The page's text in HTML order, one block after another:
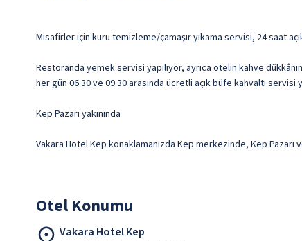
Misafirler için kuru temizleme/çamaşır yıkama servisi, 24 saat
Restoranda yemek servisi yapılıyor, ayrıca otelin kahve
her gün 06.30 ve 09.30 arasında ücretli açık büfe kahvaltı servisi
Kep Pazarı yakınında
Vakara Hotel Kep konaklamanızda Kep merkezinde, Kep Pazarı
Otel Konumu
Vakara Hotel Kep